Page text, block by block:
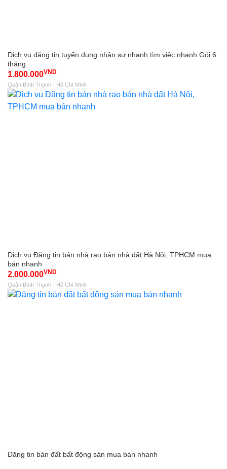
Dịch vụ đăng tin tuyển dụng nhân sự nhanh tìm việc nhanh Gói 6
tháng
1.800.000VND
Quận Bình Thạnh - Hồ Chí Minh
Dịch vụ Đăng tin bán nhà rao bán nhà đất Hà Nội, TPHCM mua
bán nhanh
2.000.000VND
Quận Bình Thạnh - Hồ Chí Minh
Đăng tin bán đất bất động sản mua bán nhanh